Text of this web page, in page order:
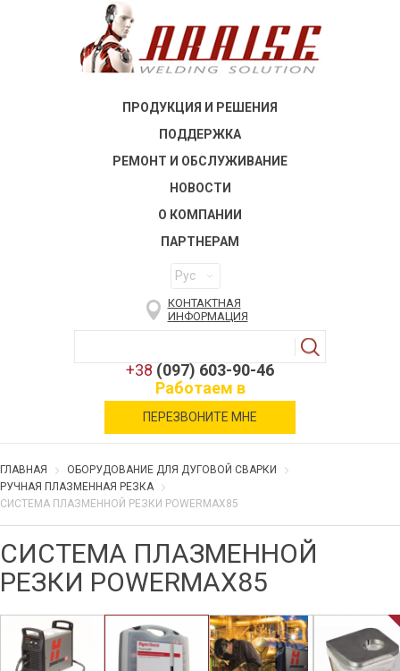
ПРОДУКЦИЯ И РЕШЕНИЯ
ПОДДЕРЖКА
РЕМОНТ И ОБСЛУЖИВАНИЕ
НОВОСТИ
О КОМПАНИИ
ПАРТНЕРАМ
Рус
КОНТАКТНАЯ
ИНФОРМАЦИЯ
+38 (097) 603-90-46
Работаем в
военное время
ПЕРЕЗВОНИТЕ МНЕ
ГЛАВНАЯ
ОБОРУДОВАНИЕ ДЛЯ ДУГОВОЙ СВАРКИ
РУЧНАЯ ПЛАЗМЕННАЯ РЕЗКА
СИСТЕМА ПЛАЗМЕННОЙ РЕЗКИ POWERMAX85
СИСТЕМА ПЛАЗМЕННОЙ
РЕЗКИ POWERMAX85